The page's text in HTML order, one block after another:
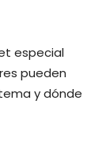
especial
pueden
y dónde